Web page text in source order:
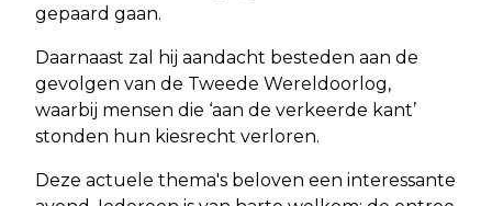
gepaard gaan.
Daarnaast zal hij aandacht besteden aan de
gevolgen van de Tweede Wereldoorlog,
waarbij mensen die ‘aan de verkeerde kant’
stonden hun kiesrecht verloren.
Deze actuele thema's beloven een interessante